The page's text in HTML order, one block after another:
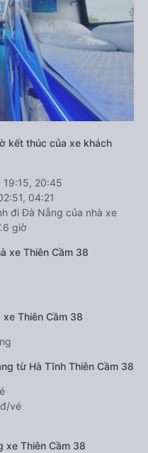
kết thúc của xe khách
19:15, 20:45
04:21
đi Đà Nẵng của nhà xe
giờ
xe Thiên Cầm 38
Thiên Cầm 38
từ Hà Tĩnh Thiên Cầm 38
vé
xe Thiên Cầm 38